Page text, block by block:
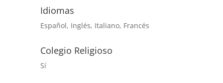
Idiomas
Español, Inglés, Italiano, Francés
Colegio Religioso
Sí